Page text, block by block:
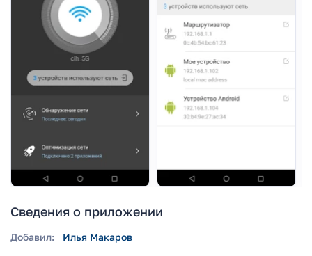
Сведения о приложении
Добавил:
Илья Макаров